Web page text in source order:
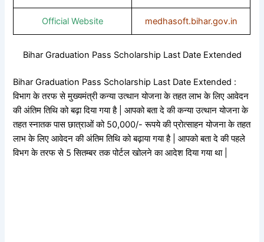
Official Website medhasoft.bihar.gov.in
Bihar Graduation Pass Scholarship Last Date Extended
Bihar Graduation Pass Scholarship Last Date Extended :
विभाग के तरफ से मुख्यमंत्री कन्या उत्थान योजना के तहत लाभ के लिए आवेदन
की अंतिम तिथि को बढ़ा दिया गया है | आपको बता दे की कन्या उत्थान योजना के
तहत स्नातक पास छात्राओं को 50,000/- रूपये की प्रोत्साहन योजना के तहत
लाभ के लिए आवेदन की अंतिम तिथि को बढ़ाया गया है | आपको बता दे की पहले
विभग के तरफ से 5 सितम्बर तक पोर्टल खोलने का आदेश दिया गया था |